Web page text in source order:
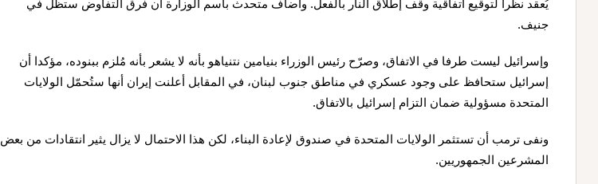
يُعقد نظرا لتوقيع اتفاقية وقف إطلاق النار بالفعل. وأضاف متحدث باسم الوزارة أن فرق التفاوض ستظل في
جنيف.
وإسرائيل ليست طرفا في الاتفاق، وصرّح رئيس الوزراء بنيامين نتنياهو بأنه لا يشعر بأنه مُلزم ببنوده، مؤكدا أن
إسرائيل ستحافظ على وجود عسكري في مناطق جنوب لبنان، في المقابل أعلنت إيران أنها ستُحمّل الولايات
المتحدة مسؤولية ضمان التزام إسرائيل بالاتفاق.
ونفى ترمب أن تستثمر الولايات المتحدة في صندوق لإعادة البناء، لكن هذا الاحتمال لا يزال يثير انتقادات من بعض
المشرعين الجمهوريين.